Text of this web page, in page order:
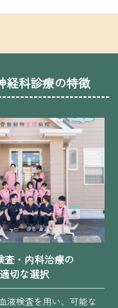
経科診療の特徴
査・内科治療の
適切な選択
液検査を用い、可能な